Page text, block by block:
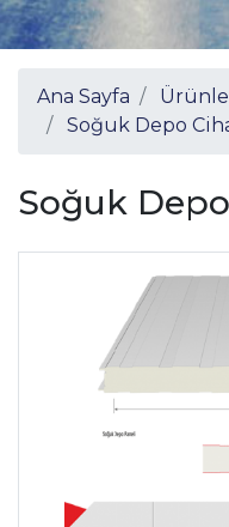
Ana Sayfa
Soğuk Depo
Soğuk